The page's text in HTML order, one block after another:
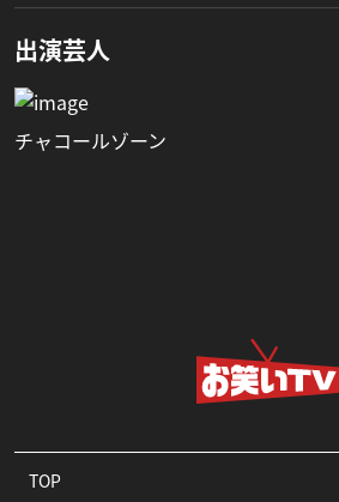
出演芸人
チャコールゾーン
TOP